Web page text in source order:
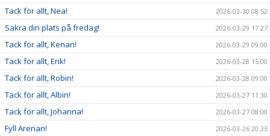
Tack för allt, Nea! 2026-03-30 08:52
Säkra din plats på fredag! 2026-03-29 17:27
Tack för allt, Kenan! 2026-03-29 09:00
Tack för allt, Erik! 2026-03-28 15:00
Tack för allt, Robin! 2026-03-28 09:00
Tack för allt, Albin! 2026-03-27 11:30
Tack för allt, Johanna! 2026-03-27 08:00
Fyll Arenan! 2026-03-26 20:33